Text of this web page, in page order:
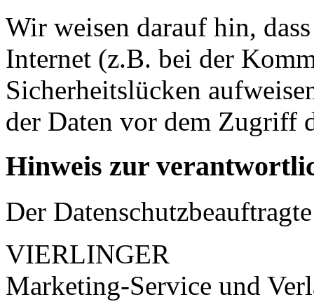
Wir weisen darauf hin,
Internet (z.B. bei der
Sicherheitslücken
der Daten vor dem Zugriff
Hinweis zur
Der
VIERLINGER
Marketing-Service und